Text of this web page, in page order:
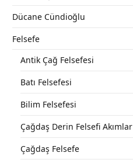
Dücane Cündioğlu
Felsefe
Antik Çağ Felsefesi
Batı Felsefesi
Bilim Felsefesi
Çağdaş Derin Felsefi Akımlar
Çağdaş Felsefe